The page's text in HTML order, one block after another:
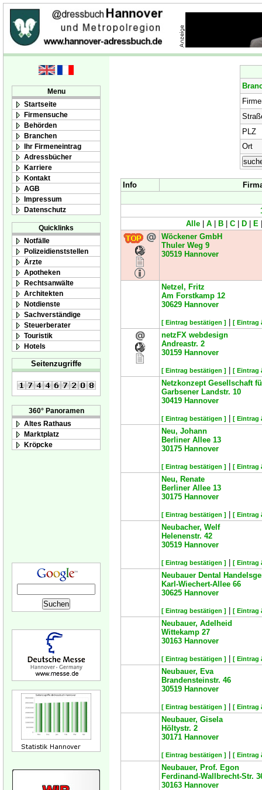
Menu
Startseite
Firmensuche
Behörden
Branchen
Ihr Firmeneintrag
Adressbücher
Karriere
Kontakt
AGB
Impressum
Datenschutz
Quicklinks
Notfälle
Polizeidienststellen
Ärzte
Apotheken
Rechtsanwälte
Architekten
Notdienste
Sachverständige
Steuerberater
Touristik
Hotels
Seitenzugriffe
360° Panoramen
Altes Rathaus
Marktplatz
Kröpcke
PLZ
Ort
Info
Alle
A B C D E
Wöckener GmbH
Thuler Weg 9
30519 Hannover
Netzel, Fritz
Am Forstkamp 12
30629 Hannover
[ Eintrag bestätigen ] [ Eintrag
netzFX webdesign
Andreastr. 2
30159 Hannover
[ Eintrag bestätigen ] [ Eintrag
Netzkonzept Gesellschaft
Garbsener Landstr. 10
30419 Hannover
[ Eintrag bestätigen ] [ Eintrag
Neu, Johann
Berliner Allee 13
30175 Hannover
[ Eintrag bestätigen ] [ Eintrag
Neu, Renate
Berliner Allee 13
30175 Hannover
[ Eintrag bestätigen ] [ Eintrag
Neubacher, Welf
Helenenstr. 42
30519 Hannover
[ Eintrag bestätigen ] [ Eintrag
Neubauer Dental
Karl-Wiechert-Allee 66
30625 Hannover
[ Eintrag bestätigen ] [ Eintrag
Neubauer, Adelheid
Wittekamp 27
30163 Hannover
[ Eintrag bestätigen ] [ Eintrag
Neubauer, Eva
Brandensteinstr. 46
30519 Hannover
[ Eintrag bestätigen ] [ Eintrag
Neubauer, Gisela
Höltystr. 2
30171 Hannover
[ Eintrag bestätigen ] [ Eintrag
Neubauer, Prof. Egon
Ferdinand-Wallbrecht-Str.
30163 Hannover